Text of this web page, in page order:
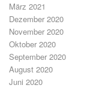
März 2021
Dezember 2020
November 2020
Oktober 2020
September 2020
August 2020
Juni 2020